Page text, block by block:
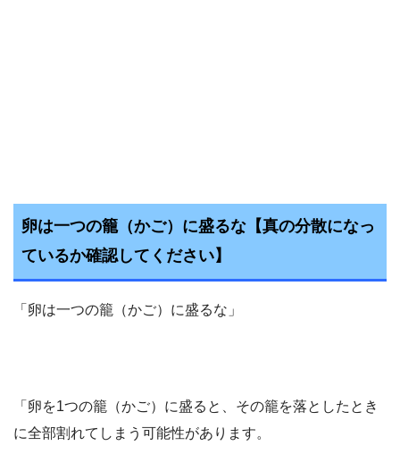
卵は一つの籠（かご）に盛るな【真の分散になっ
ているか確認してください】
「卵は一つの籠（かご）に盛るな」
「卵を1つの籠（かご）に盛ると、その籠を落としたとき
に全部割れてしまう可能性があります。